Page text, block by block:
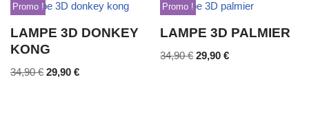
Promo !
LAMPE 3D DONKEY
KONG
34,90€ 29,90 €
Promo !
LAMPE 3D PALMIER
34,90€ 29,90€